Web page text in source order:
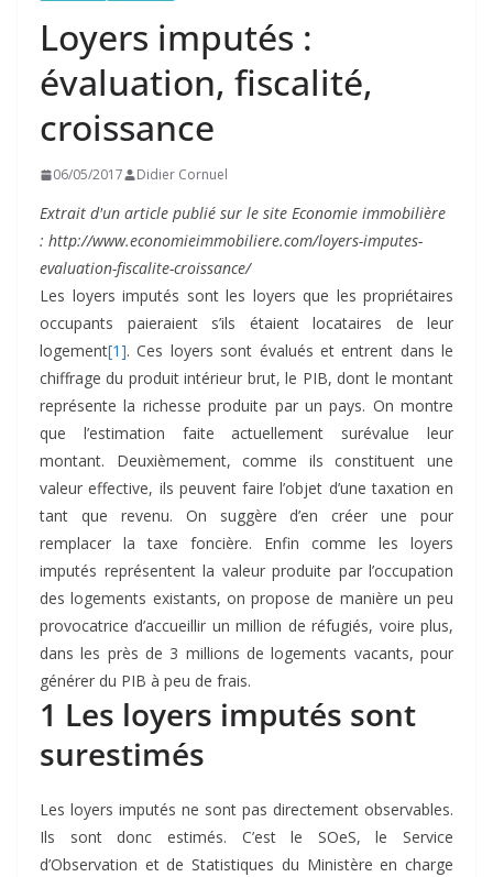
Loyers imputés :
évaluation, fiscalité,
croissance
06/05/2017 Didier Cornuel
Extrait d'un article publié sur le site Economie immobilière
: http://www.economieimmobiliere.com/loyers-imputes-
evaluation-fiscalite-croissance/
Les loyers imputés sont les loyers que les propriétaires
occupants paieraient s’ils étaient locataires de leur
logement[1]. Ces loyers sont évalués et entrent dans le
chiffrage du produit intérieur brut, le PIB, dont le montant
représente la richesse produite par un pays. On montre
que l’estimation faite actuellement surévalue leur
montant. Deuxièmement, comme ils constituent une
valeur effective, ils peuvent faire l’objet d’une taxation en
tant que revenu. On suggère d’en créer une pour
remplacer la taxe foncière. Enfin comme les loyers
imputés représentent la valeur produite par l’occupation
des logements existants, on propose de manière un peu
provocatrice d’accueillir un million de réfugiés, voire plus,
dans les près de 3 millions de logements vacants, pour
générer du PIB à peu de frais.
1 Les loyers imputés sont
surestimés
Les loyers imputés ne sont pas directement observables.
Ils sont donc estimés. C’est le SOeS, le Service
d’Observation et de Statistiques du Ministère en charge